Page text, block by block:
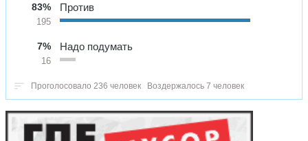
83%
195
Против
7%
16
Надо подумать
Проголосовало 236 человек Воздержалось 7 человек